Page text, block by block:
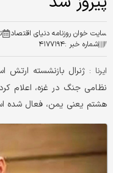
سایت خوان روزنامه دنیای اقتصاد
شماره خبر :۴۱۷۷۱۹۴
ایرنا : ژنرال بازنشسته ارتش
نظامی جنگ در غزه، اعلام
هشتم یعنی یمن، فعال شده